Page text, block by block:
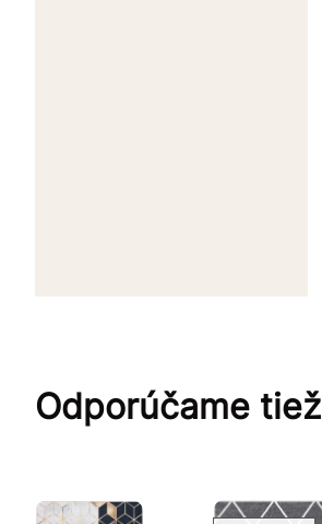
Odporúčame tiež